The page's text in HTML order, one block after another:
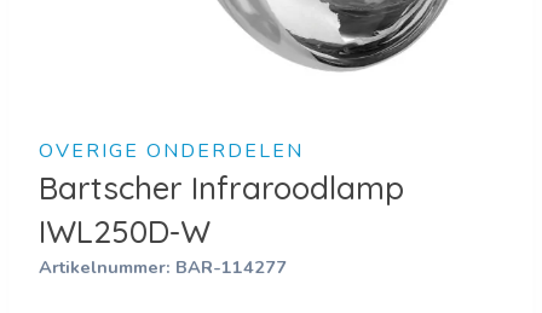
OVERIGE ONDERDELEN
Bartscher Infraroodlamp
IWL250D-W
Artikelnummer: BAR-114277